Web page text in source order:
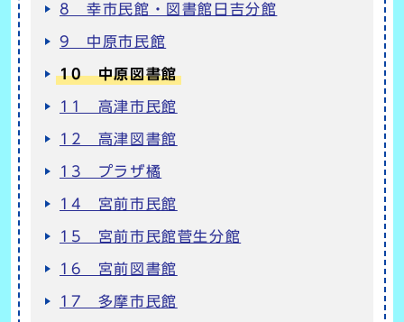
8 幸市民館・図書館日吉分館
9 中原市民館
10 中原図書館
11 高津市民館
12 高津図書館
13 プラザ橘
14 宮前市民館
15 宮前市民館菅生分館
16 宮前図書館
17 多摩市民館